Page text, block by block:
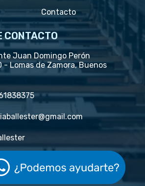
Contacto
CONTACTO
Juan Domingo Perón
- Lomas de Zamora, Buenos
ballester